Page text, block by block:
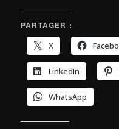
PARTAGER :
X
LinkedIn
WhatsApp